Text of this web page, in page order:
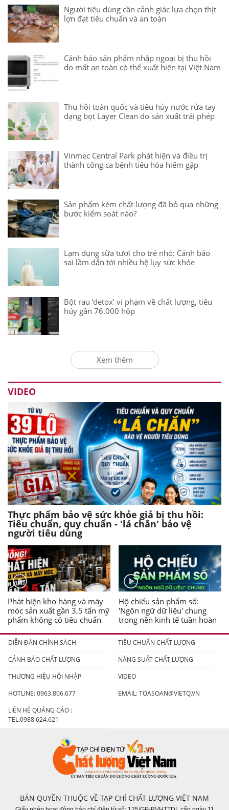
Người tiêu dùng cần cảnh giác lựa chọn thịt
lợn đạt tiêu chuẩn và an toàn
Cảnh báo sản phẩm nhập ngoại bị thu hồi
do mất an toàn có thể xuất hiện tại Việt Nam
Thu hồi toàn quốc và tiêu hủy nước rửa tay
dạng bọt Layer Clean do sản xuất trái phép
Vinmec Central Park phát hiện và điều trị
thành công ca bệnh tiêu hóa hiếm gặp
Sản phẩm kém chất lượng đã bỏ qua những
bước kiểm soát nào?
Lạm dụng sữa tươi cho trẻ nhỏ: Cảnh báo
sai lầm dẫn tới nhiều hệ lụy sức khỏe
Bột rau ‘detox’ vi phạm về chất lượng, tiêu
hủy gần 76.000 hộp
Xem thêm
VIDEO
Thực phẩm bảo vệ sức khỏe giả bị thu hồi:
Tiêu chuẩn, quy chuẩn - 'lá chắn' bảo vệ
người tiêu dùng
Phát hiện kho hàng và máy
móc sản xuất gần 3,5 tấn mỹ
phẩm không có tiêu chuẩn
Hộ chiếu sản phẩm số:
'Ngôn ngữ dữ liệu' chung
trong nền kinh tế tuần hoàn
DIỄN ĐÀN CHÍNH SÁCH
TIÊU CHUẨN CHẤT LƯỢNG
CẢNH BÁO CHẤT LƯỢNG
NĂNG SUẤT CHẤT LƯỢNG
THƯƠNG HIỆU HỘI NHẬP
VIDEO
HOTLINE: 0963.806.677
EMAIL:TOASOAN@VIETQ.VN
LIÊN HỆ QUẢNG CÁO :
TEL:0988.624.621
BẢN QUYỀN THUỘC VỀ TẠP CHÍ CHẤT LƯỢNG VIỆT NAM